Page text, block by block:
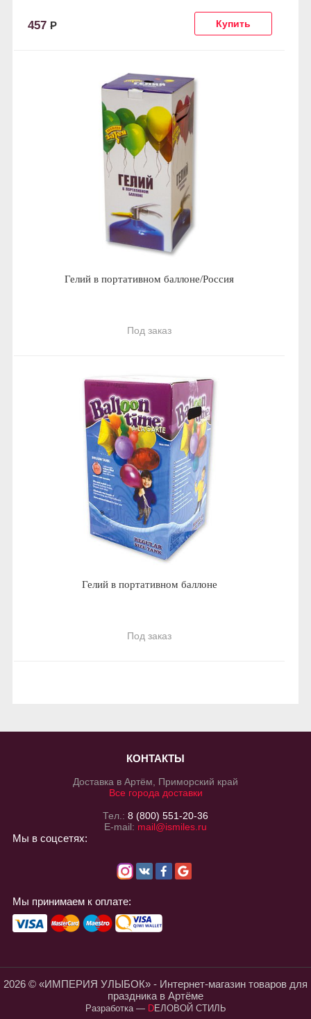
457 Р
Гелий в портативном баллоне/Россия
Под заказ
Гелий в портативном баллоне
Под заказ
КОНТАКТЫ
Доставка в Артём, Приморский край
Все города доставки
Тел.: 8 (800) 551-20-36
E-mail: mail@ismiles.ru
Мы в соцсетях:
Мы принимаем к оплате:
2026 © «ИМПЕРИЯ УЛЫБОК» - Интернет-магазин товаров для
праздника в Артёме
Разработка— DЕЛОВОЙ СТИЛЬ